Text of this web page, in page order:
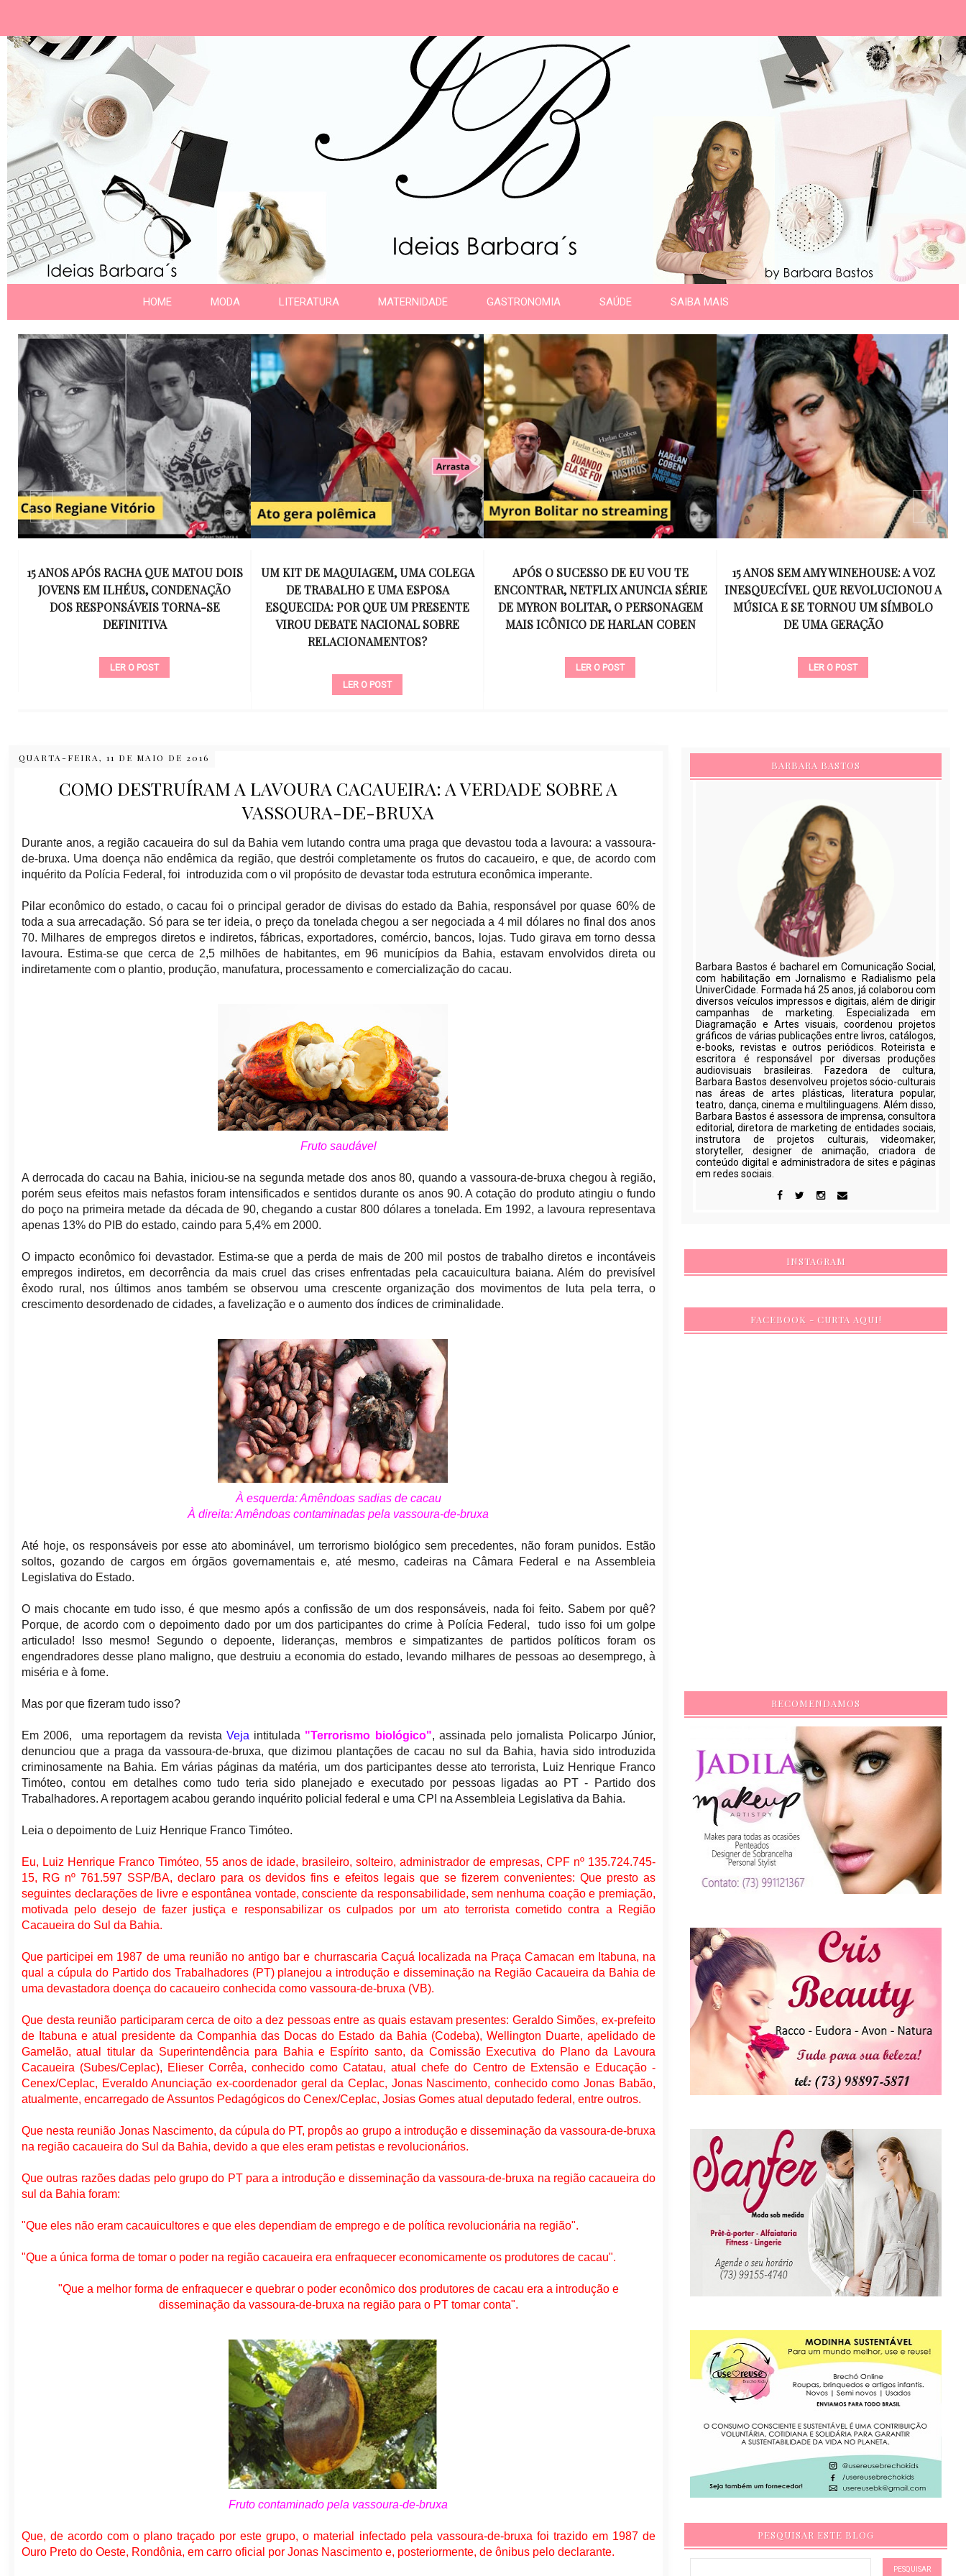
HOME MODA LITERATURA MATERNIDADE GASTRONOMIA SAÚDE SAIBA MAIS
15 ANOS APÓS RACHA QUE MATOU DOIS
JOVENS EM ILHÉUS, CONDENAÇÃO
DOS RESPONSÁVEIS TORNA-SE
DEFINITIVA
LER O POST
UM KIT DE MAQUIAGEM, UMA COLEGA
DE TRABALHO E UMA ESPOSA
ESQUECIDA: POR QUE UM PRESENTE
VIROU DEBATE NACIONAL SOBRE
RELACIONAMENTOS?
LER O POST
APÓS O SUCESSO DE EU VOU TE
ENCONTRAR, NETFLIX ANUNCIA SÉRIE
DE MYRON BOLITAR, O PERSONAGEM
MAIS ICÔNICO DE HARLAN COBEN
LER O POST
15 ANOS SEM AMY WINEHOUSE: A VOZ
INESQUECÍVEL QUE REVOLUCIONOU A
MÚSICA E SE TORNOU UM SÍMBOLO
DE UMA GERAÇÃO
LER O POST
QUARTA-FEIRA, 11 DE MAIO DE 2016
COMO DESTRUÍRAM A LAVOURA CACAUEIRA: A VERDADE SOBRE A
VASSOURA-DE-BRUXA
Durante anos, a região cacaueira do sul da Bahia vem lutando contra uma praga que devastou toda a lavoura: a vassoura-
de-bruxa. Uma doença não endêmica da região, que destrói completamente os frutos do cacaueiro, e que, de acordo com
inquérito da Polícia Federal, foi introduzida com o vil propósito de devastar toda estrutura econômica imperante.
Pilar econômico do estado, o cacau foi o principal gerador de divisas do estado da Bahia, responsável por quase 60% de
toda a sua arrecadação. Só para se ter ideia, o preço da tonelada chegou a ser negociada a 4 mil dólares no final dos anos
70. Milhares de empregos diretos e indiretos, fábricas, exportadores, comércio, bancos, lojas. Tudo girava em torno dessa
lavoura. Estima-se que cerca de 2,5 milhões de habitantes, em 96 municípios da Bahia, estavam envolvidos direta ou
indiretamente com o plantio, produção, manufatura, processamento e comercialização do cacau.
Fruto saudável
A derrocada do cacau na Bahia, iniciou-se na segunda metade dos anos 80, quando a vassoura-de-bruxa chegou à região,
porém seus efeitos mais nefastos foram intensificados e sentidos durante os anos 90. A cotação do produto atingiu o fundo
do poço na primeira metade da década de 90, chegando a custar 800 dólares a tonelada. Em 1992, a lavoura representava
apenas 13% do PIB do estado, caindo para 5,4% em 2000.
O impacto econômico foi devastador. Estima-se que a perda de mais de 200 mil postos de trabalho diretos e incontáveis
empregos indiretos, em decorrência da mais cruel das crises enfrentadas pela cacauicultura baiana. Além do previsível
êxodo rural, nos últimos anos também se observou uma crescente organização dos movimentos de luta pela terra, o
crescimento desordenado de cidades, a favelização e o aumento dos índices de criminalidade.
À esquerda: Amêndoas sadias de cacau
À direita: Amêndoas contaminadas pela vassoura-de-bruxa
Até hoje, os responsáveis por esse ato abominável, um terrorismo biológico sem precedentes, não foram punidos. Estão
soltos, gozando de cargos em órgãos governamentais e, até mesmo, cadeiras na Câmara Federal e na Assembleia
Legislativa do Estado.
O mais chocante em tudo isso, é que mesmo após a confissão de um dos responsáveis, nada foi feito. Sabem por quê?
Porque, de acordo com o depoimento dado por um dos participantes do crime à Polícia Federal, tudo isso foi um golpe
articulado! Isso mesmo! Segundo o depoente, lideranças, membros e simpatizantes de partidos políticos foram os
engendradores desse plano maligno, que destruiu a economia do estado, levando milhares de pessoas ao desemprego, à
miséria e à fome.
Mas por que fizeram tudo isso?
Em 2006, uma reportagem da revista Veja intitulada "Terrorismo biológico", assinada pelo jornalista Policarpo Júnior,
denunciou que a praga da vassoura-de-bruxa, que dizimou plantações de cacau no sul da Bahia, havia sido introduzida
criminosamente na Bahia. Em várias páginas da matéria, um dos participantes desse ato terrorista, Luiz Henrique Franco
Timóteo, contou em detalhes como tudo teria sido planejado e executado por pessoas ligadas ao PT - Partido dos
Trabalhadores. A reportagem acabou gerando inquérito policial federal e uma CPI na Assembleia Legislativa da Bahia.
Leia o depoimento de Luiz Henrique Franco Timóteo.
Eu, Luiz Henrique Franco Timóteo, 55 anos de idade, brasileiro, solteiro, administrador de empresas, CPF nº 135.724.745-
15, RG nº 761.597 SSP/BA, declaro para os devidos fins e efeitos legais que se fizerem convenientes: Que presto as
seguintes declarações de livre e espontânea vontade, consciente da responsabilidade, sem nenhuma coação e premiação,
motivada pelo desejo de fazer justiça e responsabilizar os culpados por um ato terrorista cometido contra a Região
Cacaueira do Sul da Bahia.
Que participei em 1987 de uma reunião no antigo bar e churrascaria Caçuá localizada na Praça Camacan em Itabuna, na
qual a cúpula do Partido dos Trabalhadores (PT) planejou a introdução e disseminação na Região Cacaueira da Bahia de
uma devastadora doença do cacaueiro conhecida como vassoura-de-bruxa (VB).
Que desta reunião participaram cerca de oito a dez pessoas entre as quais estavam presentes: Geraldo Simões, ex-prefeito
de Itabuna e atual presidente da Companhia das Docas do Estado da Bahia (Codeba), Wellington Duarte, apelidado de
Gamelão, atual titular da Superintendência para Bahia e Espírito santo, da Comissão Executiva do Plano da Lavoura
Cacaueira (Subes/Ceplac), Elieser Corrêa, conhecido como Catatau, atual chefe do Centro de Extensão e Educação -
Cenex/Ceplac, Everaldo Anunciação ex-coordenador geral da Ceplac, Jonas Nascimento, conhecido como Jonas Babão,
atualmente, encarregado de Assuntos Pedagógicos do Cenex/Ceplac, Josias Gomes atual deputado federal, entre outros.
Que nesta reunião Jonas Nascimento, da cúpula do PT, propôs ao grupo a introdução e disseminação da vassoura-de-bruxa
na região cacaueira do Sul da Bahia, devido a que eles eram petistas e revolucionários.
Que outras razões dadas pelo grupo do PT para a introdução e disseminação da vassoura-de-bruxa na região cacaueira do
sul da Bahia foram:
"Que eles não eram cacauicultores e que eles dependiam de emprego e de política revolucionária na região".
"Que a única forma de tomar o poder na região cacaueira era enfraquecer economicamente os produtores de cacau".
"Que a melhor forma de enfraquecer e quebrar o poder econômico dos produtores de cacau era a introdução e
disseminação da vassoura-de-bruxa na região para o PT tomar conta".
Fruto contaminado pela vassoura-de-bruxa
Que, de acordo com o plano traçado por este grupo, o material infectado pela vassoura-de-bruxa foi trazido em 1987 de
Ouro Preto do Oeste, Rondônia, em carro oficial por Jonas Nascimento e, posteriormente, de ônibus pelo declarante.
BARBARA BASTOS
Barbara Bastos é bacharel em Comunicação Social,
com habilitação em Jornalismo e Radialismo pela
UniverCidade. Formada há 25 anos, já colaborou com
diversos veículos impressos e digitais, além de dirigir
campanhas de marketing. Especializada em
Diagramação e Artes visuais, coordenou projetos
gráficos de várias publicações entre livros, catálogos,
e-books, revistas e outros periódicos. Roteirista e
escritora é responsável por diversas produções
audiovisuais brasileiras. Fazedora de cultura,
Barbara Bastos desenvolveu projetos sócio-culturais
nas áreas de artes plásticas, literatura popular,
teatro, dança, cinema e multilinguagens. Além disso,
Barbara Bastos é assessora de imprensa, consultora
editorial, diretora de marketing de entidades sociais,
instrutora de projetos culturais, videomaker,
storyteller, designer de animação, criadora de
conteúdo digital e administradora de sites e páginas
em redes sociais.
INSTAGRAM
FACEBOOK - CURTA AQUI!
RECOMENDAMOS
PESQUISAR ESTE BLOG